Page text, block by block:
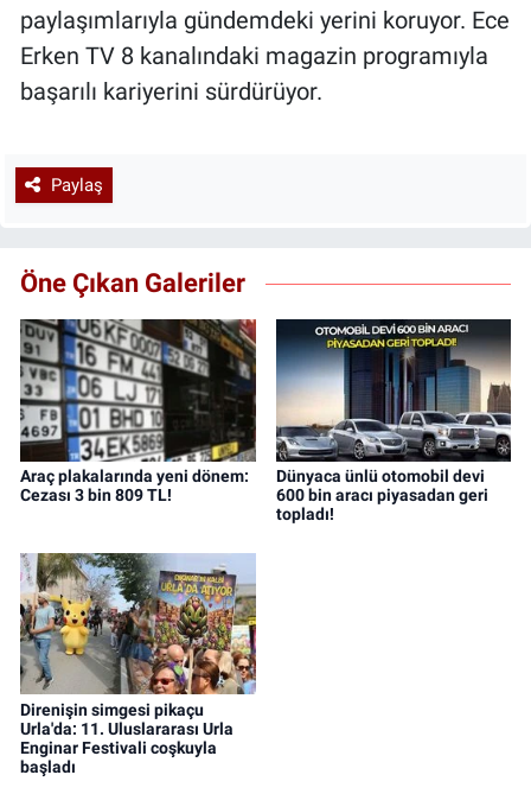
paylaşımlarıyla gündemdeki yerini koruyor. Ece
Erken TV 8 kanalındaki magazin programıyla
başarılı kariyerini sürdürüyor.
Paylaş
Öne Çıkan Galeriler
Araç plakalarında yeni dönem:
Cezası 3 bin 809 TL!
Dünyaca ünlü otomobil devi
600 bin aracı piyasadan geri
topladı!
Direnişin simgesi pikaçu
Urla'da: 11. Uluslararası Urla
Enginar Festivali coşkuyla
başladı